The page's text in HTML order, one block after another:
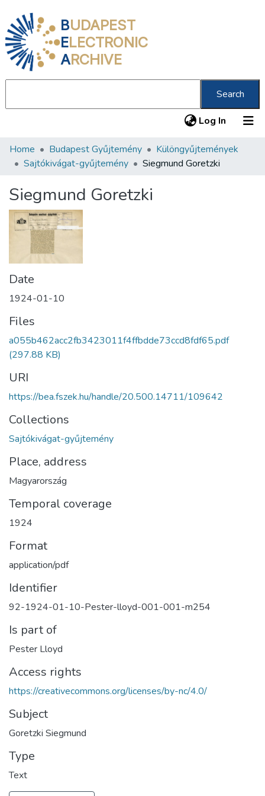
BUDAPEST
ELECTRONIC
ARCHIVE
Search
Log In (current)
Communities & Collections
Statistics
About us
Home Budapest Gyűjtemény
Különgyűjtemények
Sajtókivágat-gyűjtemény
Siegmund Goretzki
Siegmund Goretzki
Date
1924-01-10
Files
a055b462acc2fb3423011f4ffbdde73ccd8fdf65.pdf
(297.88 KB)
URI
https://bea.fszek.hu/handle/20.500.14711/109642
Collections
Sajtókivágat-gyűjtemény
Place, address
Magyarország
Temporal coverage
1924
Format
application/pdf
Identifier
92-1924-01-10-Pester-lloyd-001-001-m254
Is part of
Pester Lloyd
Access rights
https://creativecommons.org/licenses/by-nc/4.0/
Subject
Goretzki Siegmund
Type
Text